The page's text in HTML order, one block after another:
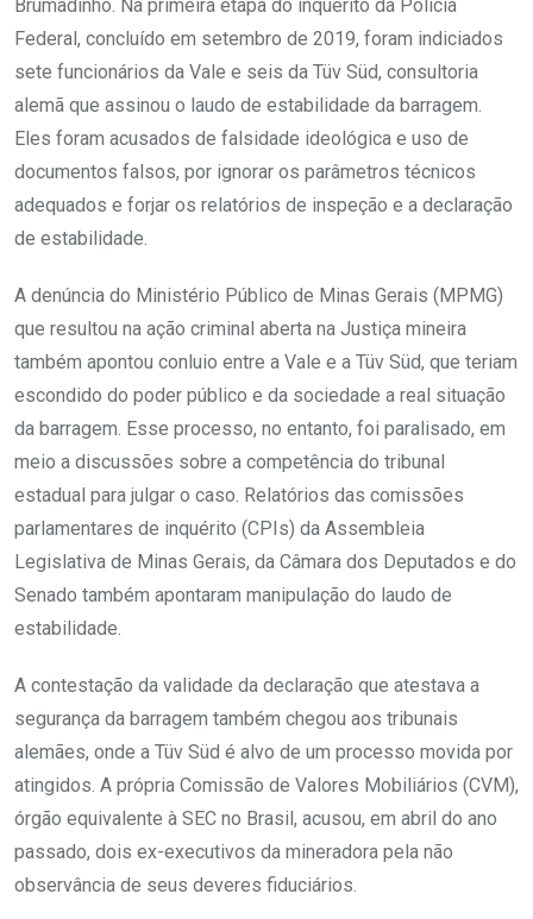
Brumadinho. Na primeira etapa do inquérito da Polícia
Federal, concluído em setembro de 2019, foram indiciados
sete funcionários da Vale e seis da Tüv Süd, consultoria
alemã que assinou o laudo de estabilidade da barragem.
Eles foram acusados de falsidade ideológica e uso de
documentos falsos, por ignorar os parâmetros técnicos
adequados e forjar os relatórios de inspeção e a declaração
de estabilidade.
A denúncia do Ministério Público de Minas Gerais (MPMG)
que resultou na ação criminal aberta na Justiça mineira
também apontou conluio entre a Vale e a Tüv Süd, que teriam
escondido do poder público e da sociedade a real situação
da barragem. Esse processo, no entanto, foi paralisado, em
meio a discussões sobre a competência do tribunal
estadual para julgar o caso. Relatórios das comissões
parlamentares de inquérito (CPIs) da Assembleia
Legislativa de Minas Gerais, da Câmara dos Deputados e do
Senado também apontaram manipulação do laudo de
estabilidade.
A contestação da validade da declaração que atestava a
segurança da barragem também chegou aos tribunais
alemães, onde a Tüv Süd é alvo de um processo movida por
atingidos. A própria Comissão de Valores Mobiliários (CVM),
órgão equivalente à SEC no Brasil, acusou, em abril do ano
passado, dois ex-executivos da mineradora pela não
observância de seus deveres fiduciários.